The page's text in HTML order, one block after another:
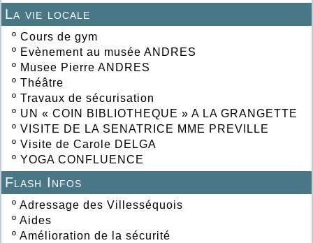
La vie locale
º Cours de gym
º Evènement au musée ANDRES
º Musee Pierre ANDRES
º Théâtre
º Travaux de sécurisation
º UN « COIN BIBLIOTHEQUE » A LA GRANGETTE
º VISITE DE LA SENATRICE MME PREVILLE
º Visite de Carole DELGA
º YOGA CONFLUENCE
Flash Infos
º Adressage des Villesséquois
º Aides
º Amélioration de la sécurité